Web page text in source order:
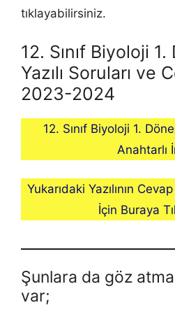
tıklayabilirsiniz.
12. Sınıf Biyoloji
Yazılı Soruları ve
2023-2024
12. Sınıf Biyoloji 1.
Anahtarlı
Yukarıdaki Yazılının
İçin Buraya
Şunlara da göz
var;